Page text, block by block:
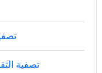
تصفية